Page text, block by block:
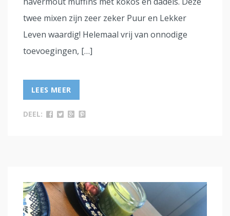
twee mixen zijn zeer zeker Puur en Lekker
Leven waardig! Helemaal vrij van onnodige
toevoegingen, […]
LEES MEER
DEEL: